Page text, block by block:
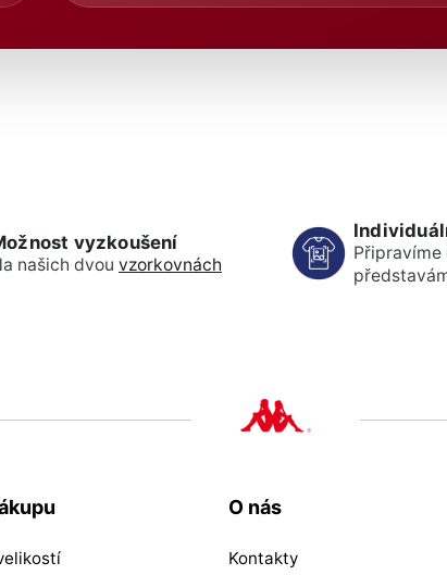
vyzkoušení
našich dvou vzorkovnách
Připravíme
O nás
Kontakty